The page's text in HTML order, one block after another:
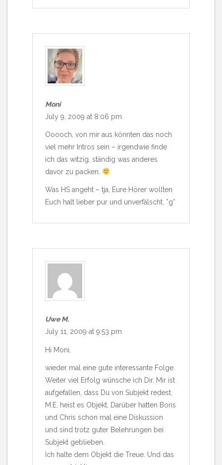
Moni
July 9, 2009 at 8:06 pm
Ooooch, von mir aus könnten das noch
viel mehr Intros sein – irgendwie finde
ich das witzig, ständig was anderes
davor zu packen.
Was HS angeht – tja, Eure Hörer wollten
Euch halt lieber pur und unverfälscht. *g*
Uwe M.
July 11, 2009 at 9:53 pm
Hi Moni,
wieder mal eine gute interessante Folge.
Weiter viel Erfolg wünsche ich Dir. Mir ist
aufgefallen, dass Du von Subjekt redest.
M.E. heist es Objekt. Darüber hatten Boris
und Chris schon mal eine Diskussion
und sind trotz guter Belehrungen bei
Subjekt geblieben.
Ich halte dem Objekt die Treue. Und das